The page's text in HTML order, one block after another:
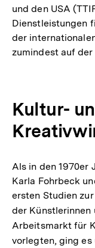
und den USA
Dienstleistungen
der
zumindest auf
Kultur-
Als in den 1970er
Karla Fohrbeck
ersten Studien
der Künstlerinnen
Arbeitsmarkt für
vorlegten, ging es